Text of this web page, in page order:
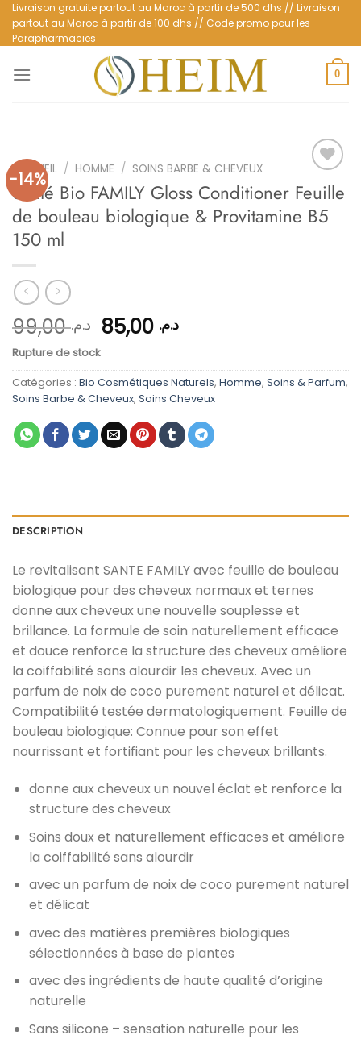
Passer
au
contenu
Livraison gratuite partout au Maroc à partir de 500 dhs // Livraison
partout au Maroc à partir de 100 dhs // Code promo pour les
Parapharmacies
0
-14%
Ajouter
à la
ACCUEIL / HOMME / SOINS BARBE & CHEVEUX
Santé Bio FAMILY Gloss Conditioner Feuille
de bouleau biologique & Provitamine B5
150 ml
د.م.99,00 Le
prix
initial
était :
د.م. 99,00.
د.م.Le
actuel
est :
Rupture de stock
Catégories : Bio Cosmétiques Naturels, Homme, Soins & Parfum,
Soins Barbe & Cheveux, Soins Cheveux
DESCRIPTION
Le revitalisant SANTE FAMILY avec feuille de bouleau
biologique pour des cheveux normaux et ternes
donne aux cheveux une nouvelle souplesse et
brillance. La formule de soin naturellement efficace
et douce renforce la structure des cheveux améliore
la coiffabilité sans alourdir les cheveux. Avec un
parfum de noix de coco purement naturel et délicat.
Compatibilité testée dermatologiquement. Feuille de
bouleau biologique: Connue pour son effet
nourrissant et fortifiant pour les cheveux brillants.
donne aux cheveux un nouvel éclat et renforce la
structure des cheveux
Soins doux et naturellement efficaces et améliore
la coiffabilité sans alourdir
avec un parfum de noix de coco purement naturel
et délicat
avec des matières premières biologiques
sélectionnées à base de plantes
avec des ingrédients de haute qualité d’origine
naturelle
Sans silicone – sensation naturelle pour les